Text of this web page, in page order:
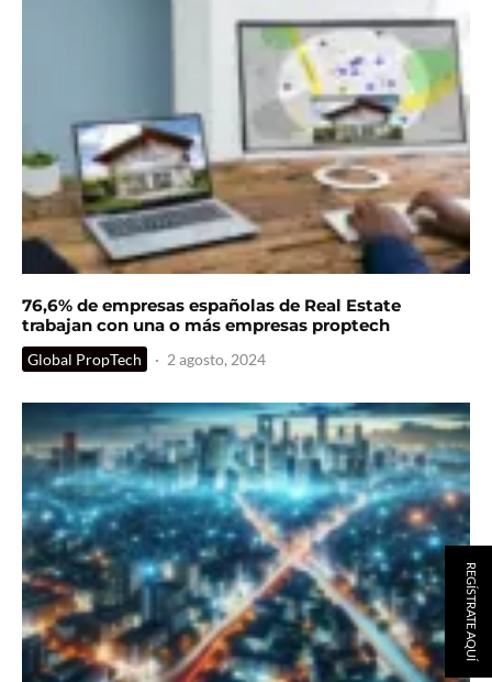
76,6% de empresas españolas de Real Estate
trabajan con una o más empresas proptech
Global PropTech · 2 agosto, 2024
REGÍSTRATE AQUÍ